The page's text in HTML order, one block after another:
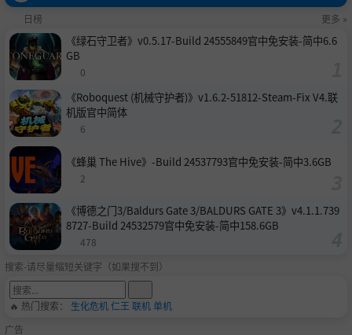
日榜 更多 »
《绿石守卫者》v0.5.17-Build 24555849官中免安装-简中6.6
GB
0
《Roboquest (机械守护者)》v1.6.2-51812-Steam-Fix V4.联
机版官中简体
6
《蜂巢 The Hive》-Build 24537793官中免安装-简中3.6GB
2
《博德之门3/Baldurs Gate 3/BALDURS GATE 3》v4.1.1.739
8727-Build 24532579官中免安装-简中158.6GB
478
搜索-请尽量缩短关键字（如果搜不到）
🔥 热门搜索： 生化危机仁王 联机单机
广告